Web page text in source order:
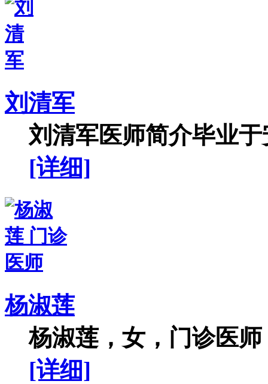
刘清军
刘清军医师简介毕业
[详细]
杨淑莲
杨淑莲，女，门诊医
[详细]